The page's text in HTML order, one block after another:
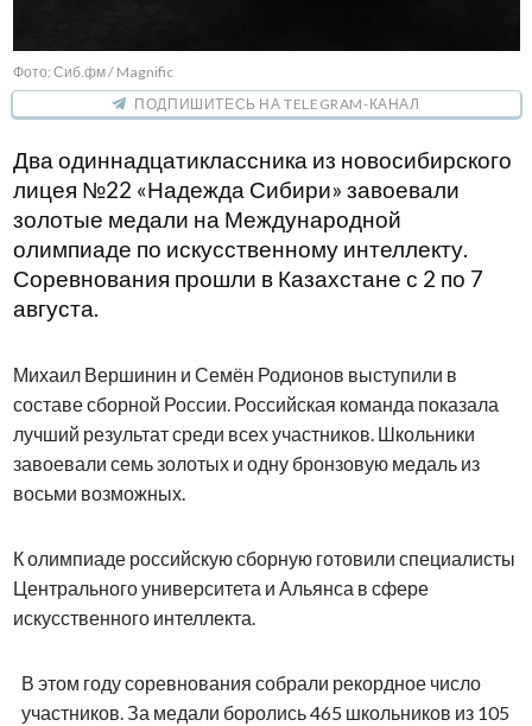
Фото: Сиб.фм / Magnific
ПОДПИШИТЕСЬ НА TELEGRAM-КАНАЛ
Два одиннадцатиклассника из новосибирского
лицея №22 «Надежда Сибири» завоевали
золотые медали на Международной
олимпиаде по искусственному интеллекту.
Соревнования прошли в Казахстане с 2 по 7
августа.
Михаил Вершинин и Семён Родионов выступили в
составе сборной России. Российская команда показала
лучший результат среди всех участников. Школьники
завоевали семь золотых и одну бронзовую медаль из
восьми возможных.
К олимпиаде российскую сборную готовили специалисты
Центрального университета и Альянса в сфере
искусственного интеллекта.
В этом году соревнования собрали рекордное число
участников. За медали боролись 465 школьников из 105